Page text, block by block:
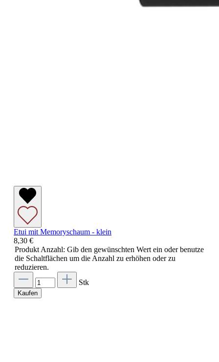
Etui mit Memoryschaum - klein
8,30 €
Produkt Anzahl: Gib den gewünschten Wert ein oder benutze
die Schaltflächen um die Anzahl zu erhöhen oder zu
reduzieren.
Stk
Kaufen